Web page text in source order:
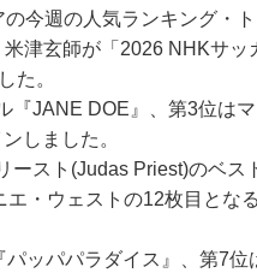
今週の人気ランキング・
津玄師が「2026 NHKサ
た。
『JANE DOE』、第3位は
しました。
ースト(Judas Priest)のベス
・ウェストの12枚目とな
ッパパラダイス』、第7